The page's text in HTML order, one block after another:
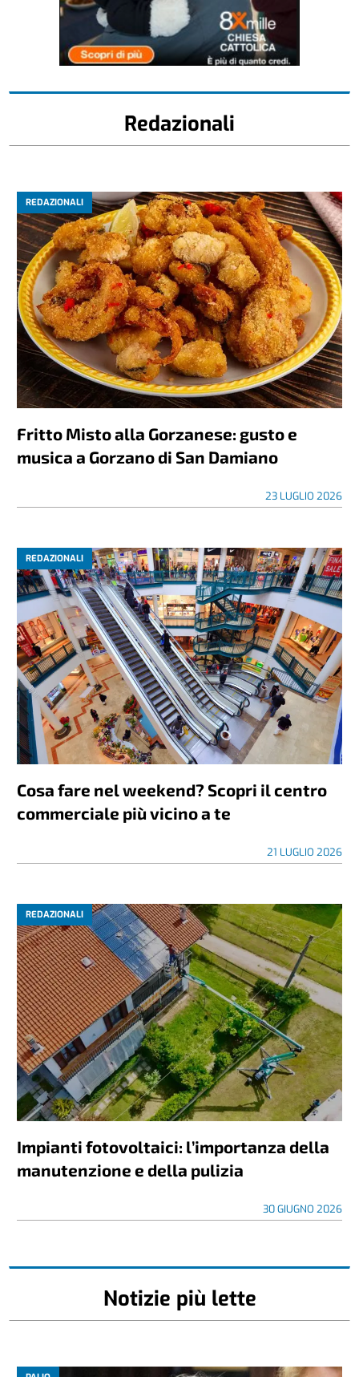
Redazionali
REDAZIONALI
Fritto Misto alla Gorzanese: gusto e
musica a Gorzano di San Damiano
23 LUGLIO 2026
REDAZIONALI
Cosa fare nel weekend? Scopri il centro
commerciale più vicino a te
21 LUGLIO 2026
REDAZIONALI
Impianti fotovoltaici: l’importanza della
manutenzione e della pulizia
30 GIUGNO 2026
Notizie più lette